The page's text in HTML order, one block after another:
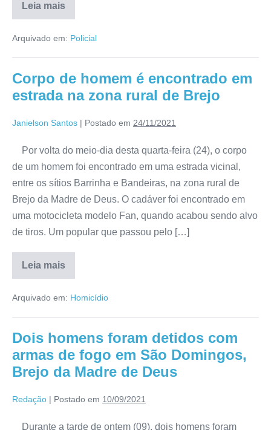
Leia mais
Arquivado em: Policial
Corpo de homem é encontrado em
estrada na zona rural de Brejo
Janielson Santos | Postado em 24/11/2021
Por volta do meio-dia desta quarta-feira (24), o corpo
de um homem foi encontrado em uma estrada vicinal,
entre os sítios Barrinha e Bandeiras, na zona rural de
Brejo da Madre de Deus. O cadáver foi encontrado em
uma motocicleta modelo Fan, quando acabou sendo alvo
de tiros. Um popular que passou pelo […]
Leia mais
Arquivado em: Homicídio
Dois homens foram detidos com
armas de fogo em São Domingos,
Brejo da Madre de Deus
Redação | Postado em 10/09/2021
Durante a tarde de ontem (09), dois homens foram